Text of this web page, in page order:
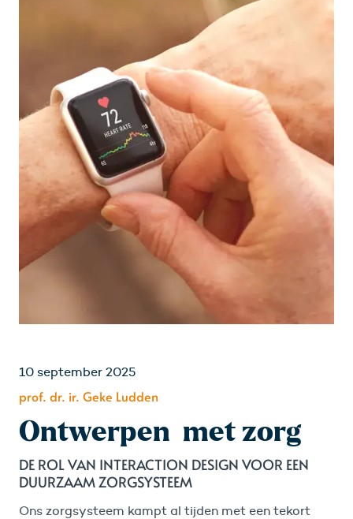
10 september 2025
prof. dr. ir. Geke Ludden
Ontwerpen met zorg
DE ROL VAN INTERACTION DESIGN VOOR EEN
DUURZAAM ZORGSYSTEEM
Ons zorgsysteem kampt al tijden met een tekort